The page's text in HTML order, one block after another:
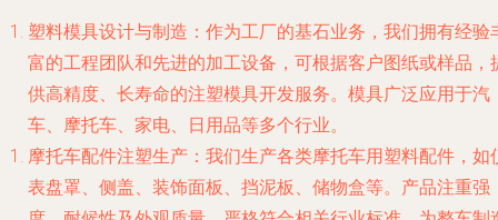
塑料模具设计与制造 ：作为工厂的基石业务，我们拥有经验
富的工程团队和先进的加工设备，可根据客户图纸或样品，
供高精度、长寿命的注塑模具开发服务。模具广泛应用于汽
车、摩托车、家电、日用品等多个行业。
摩托车配件注塑生产 ：我们生产各类摩托车用塑料配件，如
表盘罩、侧盖、装饰面板、挡泥板、储物盒等。产品注重强